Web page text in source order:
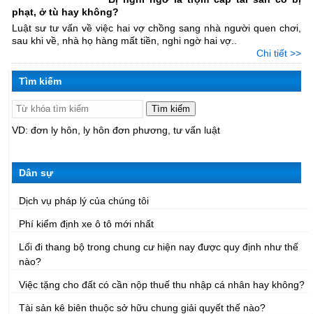
phạt, ở tù hay không?
Luật sư tư vấn về việc hai vợ chồng sang nhà người quen chơi,
sau khi về, nhà họ hàng mất tiền, nghi ngờ hai vợ..
Chi tiết >>
Tìm kiếm
Tìm kiếm
VD: đơn ly hôn ly hôn đơn phương tư vấn luật
Dân sự
Dịch vụ pháp lý của chúng tôi
Phí kiểm định xe ô tô mới nhất
Lối đi thang bộ trong chung cư hiện nay được quy định như thế
nào?
Việc tặng cho đất có cần nộp thuế thu nhập cá nhân hay không?
Tài sản kê biên thuộc sở hữu chung giải quyết thế nào?